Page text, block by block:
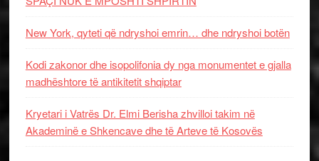
New York, qyteti që ndryshoi emrin… dhe ndryshoi botën
Kodi zakonor dhe isopolifonia dy nga monumentet e gjalla
madhështore të antikitetit shqiptar
Kryetari i Vatrës Dr. Elmi Berisha zhvilloi takim në
Akademinë e Shkencave dhe të Arteve të Kosovës